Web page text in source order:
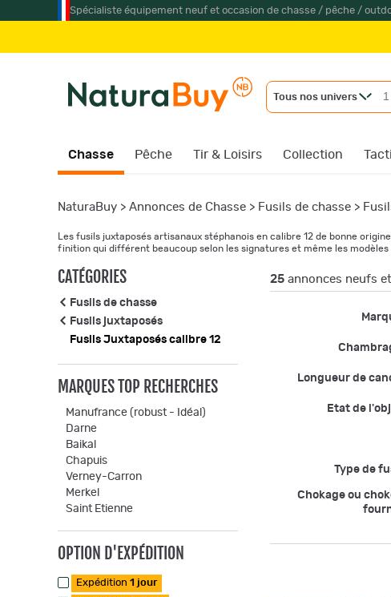
Spécialiste équipement neuf et occasion de chasse / pêche /
Jumelles &
Tous nos univers
Chasse Pêche Tir & Loisirs Collection
NaturaBuy > Annonces de Chasse > Fusils de chasse >
Les fusils juxtaposés artisanaux stéphanois en calibre 12 de bonne
finition qui différent beaucoup selon les signatures et même les
CATÉGORIES
Fusils de chasse
Fusils juxtaposés
Fusils Juxtaposés calibre 12
MARQUES TOP RECHERCHES
Manufrance (robust - Idéal)
Darne
Baikal
Chapuis
Verney-Carron
Merkel
Saint Etienne
OPTION D'EXPÉDITION
Expédition 1 jour
25 annonces neufs
Longueur de
Etat de
Type de
Chokage ou